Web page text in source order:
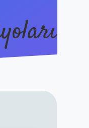
ilbet canlı maç